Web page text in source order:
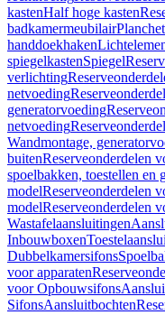
kastenHalf hoge kasten
badkamermeubilairPlanchet
handdoekhaken
spiegelkastenSpiegel
verlichting
netvoeding
generatorvoeding
netvoeding
Wandmontage,
buitenReserveonderdelen
spoelbakken, toestellen en
modelReserveonderdelen
modelReserveonderdelen
Wastafelaansluitingen
Inbouwboxen
Dubbelkamersifons
voor apparaten
voor Opbouwsifons
SifonsAansluitbochten